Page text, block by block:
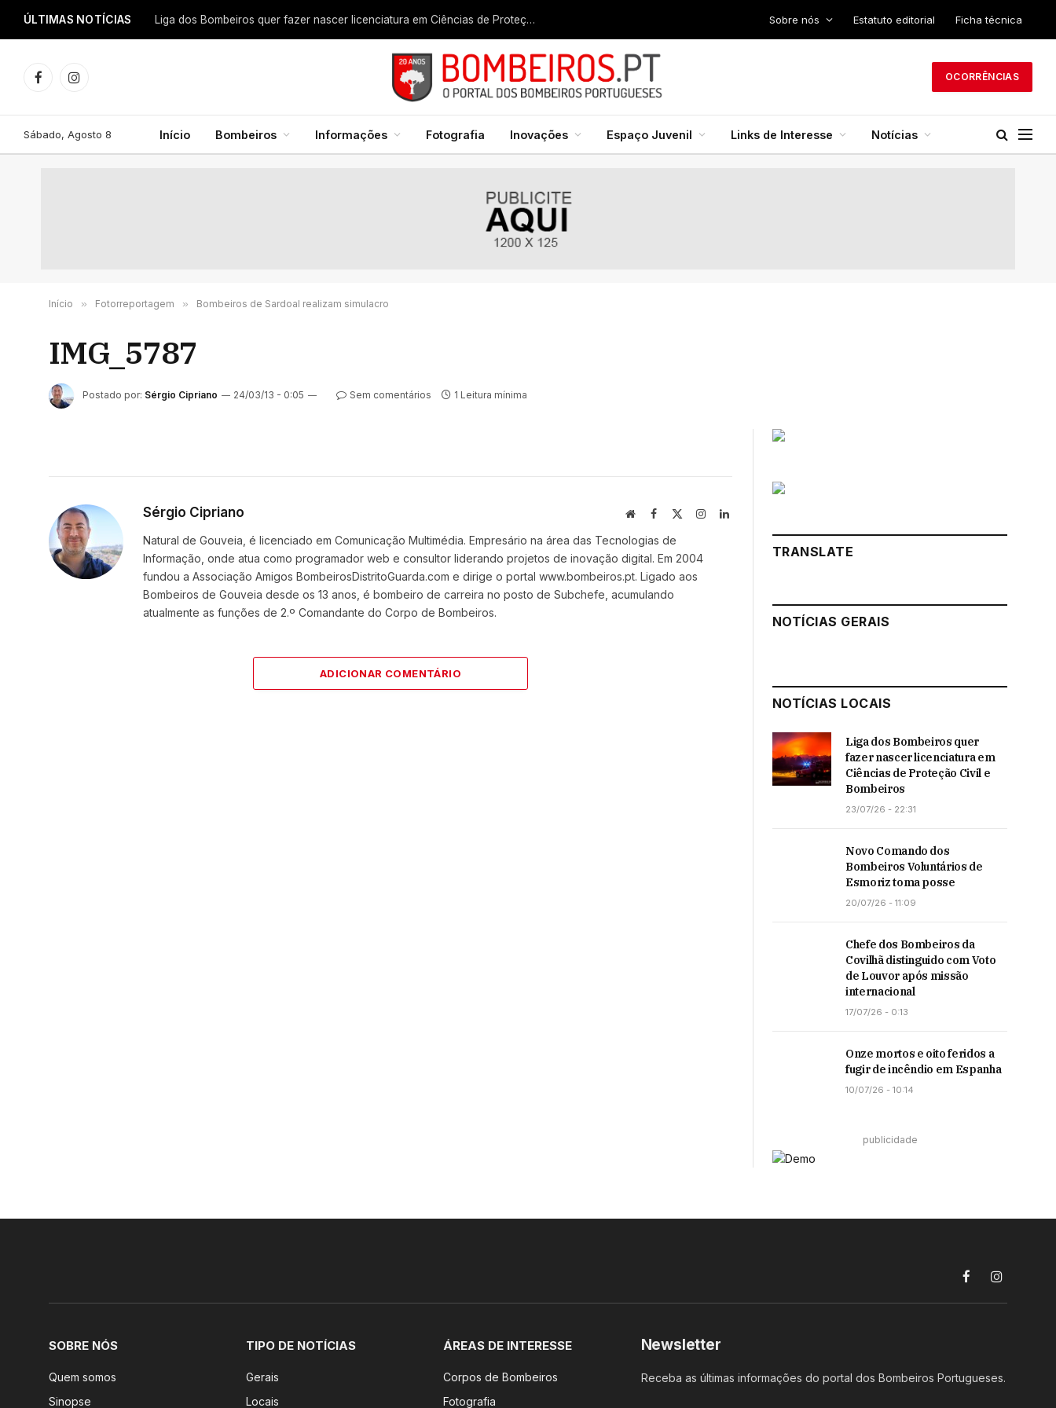
ÚLTIMAS NOTÍCIAS Liga dos Bombeiros quer fazer nascer licenciatura em Ciências de Proteção Civil e Bombeiros Sobre nós Estatuto editorial Ficha técnica
FacebookInstagram
OCORRÊNCIAS
Sábado, Agosto 8 Início Bombeiros Informações Fotografia Inovações Espaço Juvenil Links de Interesse Notícias
Início » Fotorreportagem » Bombeiros de Sardoal realizam simulacro
IMG_5787
Postado por: Sérgio Cipriano 24/03/13 - 0:05 Sem comentários 1 Leitura mínima
Sérgio Cipriano WebsiteFacebook InstagramLinkedIn
Natural de Gouveia, é licenciado em Comunicação Multimédia. Empresário na área das Tecnologias de
Informação, onde atua como programador web e consultor liderando projetos de inovação digital. Em 2004
fundou a Associação Amigos BombeirosDistritoGuarda.com e dirige o portal www.bombeiros.pt. Ligado aos
Bombeiros de Gouveia desde os 13 anos, é bombeiro de carreira no posto de Subchefe, acumulando
atualmente as funções de 2.º Comandante do Corpo de Bombeiros.
ADICIONAR COMENTÁRIO
TRANSLATE
NOTÍCIAS GERAIS
NOTÍCIAS LOCAIS
Liga dos Bombeiros quer
fazer nascer licenciatura em
Ciências de Proteção Civil e
Bombeiros
23/07/26 - 22:31
Novo Comando dos
Bombeiros Voluntários de
Esmoriz toma posse
20/07/26 - 11:09
Chefe dos Bombeiros da
Covilhã distinguido com Voto
de Louvor após missão
internacional
17/07/26 - 0:13
Onze mortos e oito feridos a
fugir de incêndio em Espanha
10/07/26 - 10:14
publicidade
FacebookInstagram
SOBRE NÓS
Quem somos
Sinopse
TIPO DE NOTÍCIAS
Gerais
Locais
ÁREAS DE INTERESSE
Corpos de Bombeiros
Fotografia
Newsletter
Receba as últimas informações do portal dos Bombeiros Portugueses.